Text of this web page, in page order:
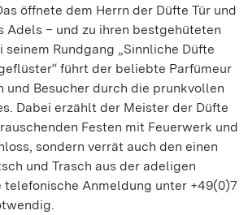
öffnete dem Herrn der Düfte Tür und
Adels – und zu ihren bestgehüteten
seinem Rundgang „Sinnliche Düfte
führt der beliebte Parfümeur
und Besucher durch die prunkvollen
Dabei erzählt der Meister der Düfte
Festen mit Feuerwerk und
sondern verrät auch den einen
und Trasch aus der adeligen
telefonische Anmeldung unter +49(0)7